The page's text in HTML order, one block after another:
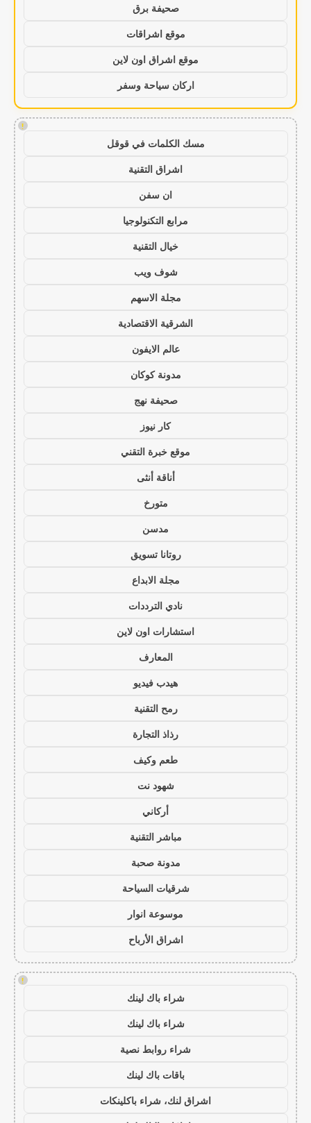
صحيفة برق
موقع اشراقات
موقع اشراق اون لاين
اركان سياحة وسفر
!
مسك الكلمات في قوقل
اشراق التقنية
ان سفن
مرابع التكنولوجيا
خيال التقنية
شوف ويب
مجلة الاسهم
الشرقية الاقتصادية
عالم الايفون
مدونة كوكان
صحيفة نهج
كار نيوز
موقع خبرة التقني
أناقة أنثى
متورخ
مدسن
روتانا تسويق
مجلة الابداع
نادي الترددات
استشارات اون لاين
المعارف
هيدب فيديو
رمح التقنية
رذاذ التجارة
طعم وكيف
شهود نت
أركاني
مباشر التقنية
مدونة صحبة
شرقيات السياحة
موسوعة انوار
اشراق الأرباح
!
شراء باك لينك
شراء باك لينك
شراء روابط نصية
باقات باك لينك
اشراق لنك، شراء باكلينكات